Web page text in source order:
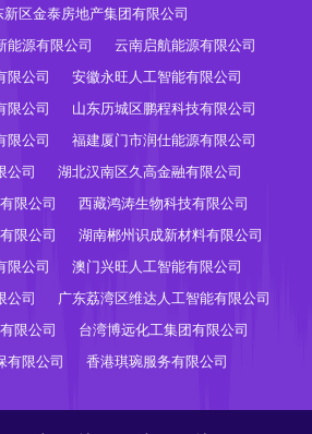
新区金泰房地产集团有限公司
能源有限公司
云南启航能源有限公司
限公司
安徽永旺人工智能有限公司
限公司
山东历城区鹏程科技有限公司
限公司
福建厦门市润仕能源有限公司
公司
湖北汉南区久高金融有限公司
限公司
西藏鸿涛生物科技有限公司
限公司
湖南郴州识成新材料有限公司
限公司
澳门兴旺人工智能有限公司
公司
广东荔湾区维达人工智能有限公司
限公司
台湾博远化工集团有限公司
有限公司
香港琪琬服务有限公司